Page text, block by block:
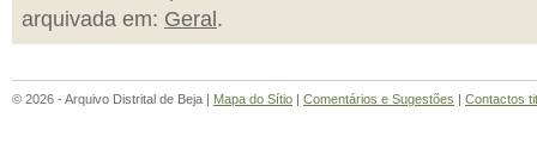
arquivada em: Geral .
© 2026 - Arquivo Distrital de Beja | Mapa do Sítio | Comentários e Sugestões | Contactos